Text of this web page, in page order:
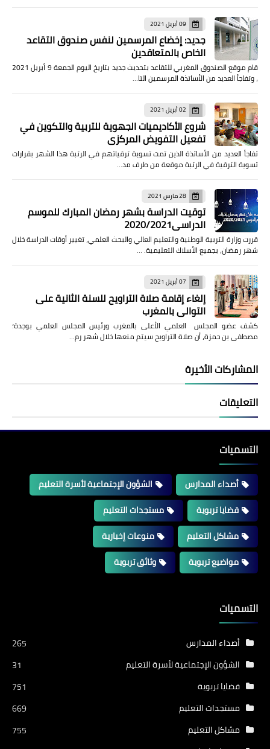
09 أبريل 2021
جديد: إخضاع المرسمين لنفس صندوق التقاعد
الخاص بالمتعاقدين
قام موقع الصندوق المغربي للتقاعد بتحديث جديد بتاريخ اليوم الجمعة 9 أبريل 2021
، وتفاجأ العديد من الأساتذة المرسمين التا…
02 أبريل 2021
شروع الأكاديميات الجهوية للتربية والتكوين في
تفعيل التفويض المركزي
تفاجأ العديد من الأساتذة الذين تمت تسوية ترقياتهم في الرتبة هذا الشهر بقرارات
تسوية الترقية في الرتبة موقعة من طرف مد…
28 مارس 2021
توقيت الدراسة بشهر رمضان المبارك للموسم
الدراسي2020/2021
قررت وزارة التربية الوطنية والتعليم العالي والبحث العلمي، تغيير أوقات الدراسة خلال
شهر رمضان، بجميع الأسلاك التعليمية. …
07 أبريل 2021
إلغاء إقامة صلاة التراويح للسنة الثانية على
التوالي بالمغرب
كشف عضو المجلس العلمي الأعلى بالمغرب ورئيس المجلس العلمي بوجدة؛
مصطفى بن حمزة، أن صلاة التراويح سيتم منعها خلال شهر رم…
المشاركات الأخيرة
التعليقات
التسميات
أصداء المدارس
الشؤون الإجتماعية لأسرة التعليم
قضايا تربوية
مستجدات التعليم
مشاكل التعليم
منوعات إخبارية
مواضيع تربوية
وثائق تربوية
التسميات
أصداء المدارس
265
الشؤون الإجتماعية لأسرة التعليم
31
قضايا تربوية
751
مستجدات التعليم
669
مشاكل التعليم
755